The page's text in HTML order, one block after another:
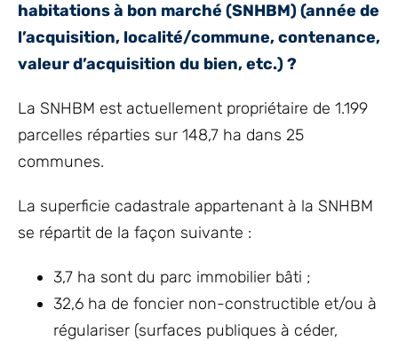
habitations à bon marché (SNHBM) (année de
l’acquisition, localité/commune, contenance,
valeur d’acquisition du bien, etc.) ?
La SNHBM est actuellement propriétaire de 1.199
parcelles réparties sur 148,7 ha dans 25
communes.
La superficie cadastrale appartenant à la SNHBM
se répartit de la façon suivante :
3,7 ha sont du parc immobilier bâti ;
32,6 ha de foncier non-constructible et/ou à
régulariser (surfaces publiques à céder,